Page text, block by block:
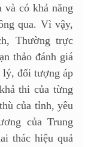
và có khả năng
qua. Vì vậy,
Thường trực
thảo đánh giá
lý, đối tượng áp
thi của từng
của tỉnh, yêu
của Trung
thác hiệu quả